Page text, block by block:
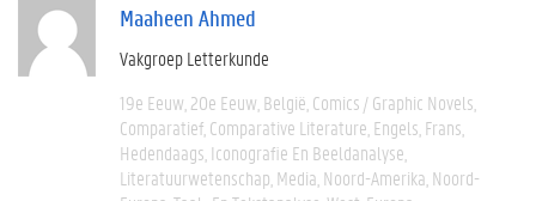
Maaheen Ahmed
Vakgroep Letterkunde
19e Eeuw 20e Eeuw België Comics / Graphic Novels
Comparatief Comparative Literature Engels Frans
Hedendaags Iconografie En Beeldanalyse
Literatuurwetenschap Media Noord-Amerika Noord-